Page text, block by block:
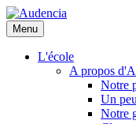
Aller
au
contenu
principal
Menu
L'école
A propos
Notre
Un
Notre